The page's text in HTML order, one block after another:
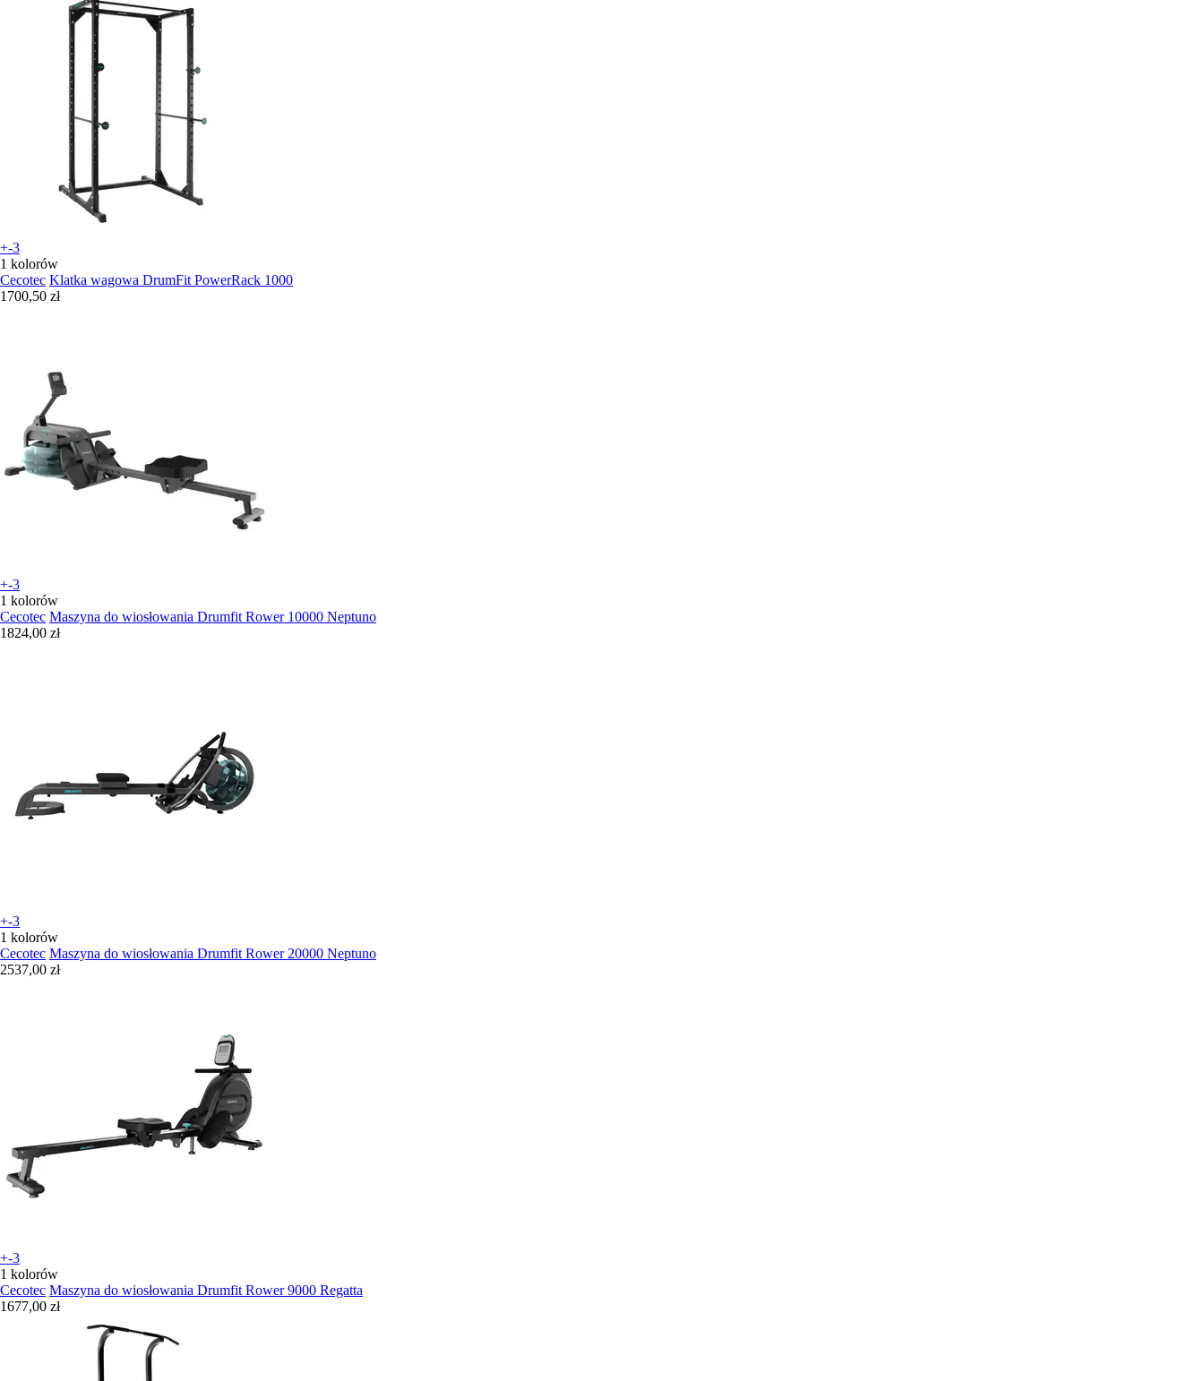
+-3
1 kolorów
Cecotec Klatka wagowa DrumFit PowerRack 1000
1700,50 zł
+-3
1 kolorów
Cecotec Maszyna do wiosłowania Drumfit Rower 10000 Neptuno
1824,00 zł
+-3
1 kolorów
Cecotec Maszyna do wiosłowania Drumfit Rower 20000 Neptuno
2537,00 zł
+-3
1 kolorów
Cecotec Maszyna do wiosłowania Drumfit Rower 9000 Regatta
1677,00 zł